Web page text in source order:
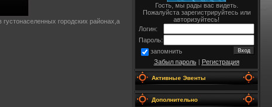
городских районах,а
Гость, мы рады вас видеть.
Пожалуйста зарегистрируйтесь или
авторизуйтесь!
Логин:
Пароль:
запомнить
Забыл пароль| Регистрация
Активные Эвенты
Дополнительно